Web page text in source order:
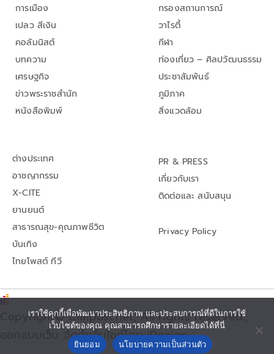
การเมือง
เปลว สีเงิน
คอลัมนิสต์
บทความ
เศรษฐกิจ
ข่าวพระราชสำนัก
หนังสือพิมพ์
กรองสถานการณ์
วาไรตี้
กีฬา
ท่องเที่ยว – ศิลปวัฒนธรรม
ประชาสัมพันธ์
ภูมิภาค
สิ่งแวดล้อม
ต่างประเทศ
อาชญากรรม
X-CITE
ยานยนต์
สาธารณสุข-คุณภาพชีวิต
บันเทิง
ไทยโพสต์ ทีวี
PR & PRESS
เกี่ยวกับเรา
ติดต่อและ สนับสนุน
Privacy Policy
Copyright© thaipost.net, All rights reserved.,
ออกแบบเว็บ จัดทำเว็บไซต์โดย iDesign
เราใช้คุกกี้เพื่อพัฒนาประสิทธิภาพ และประสบการณ์ที่ดีในการใช้
เว็บไซต์ของคุณ คุณสามารถศึกษารายละเอียดได้ที่นี่
ยินยอม
นโยบายความเป็นส่วนตัว